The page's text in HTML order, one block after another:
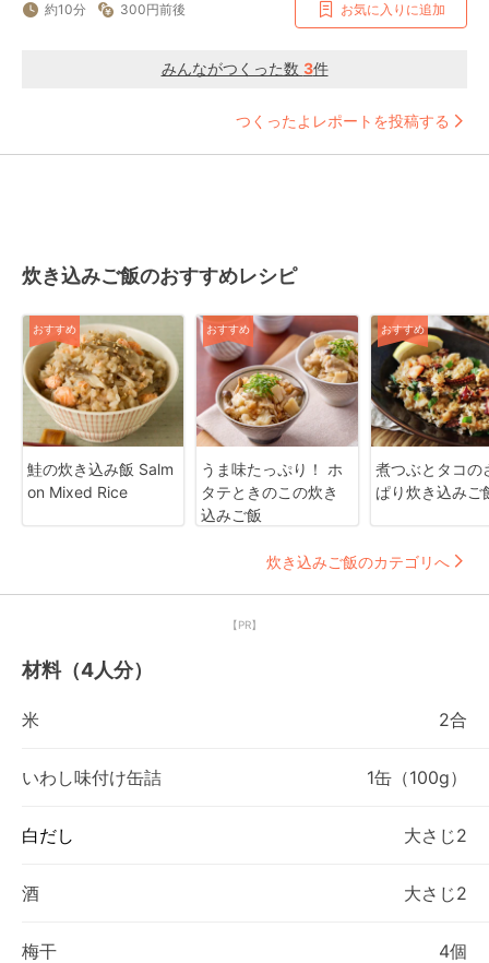
約10分 300円前後 お気に入りに追加
みんながつくった数 3件
つくったよレポートを投稿する
炊き込みご飯のおすすめレシピ
おすすめ
鮭の炊き込み飯 Salm
on Mixed Rice
おすすめ
うま味たっぷり！ ホ
タテときのこの炊き
込みご飯
おすすめ
煮つぶとタコの
ぱり炊き込みご
炊き込みご飯のカテゴリへ
【PR】
材料（4人分）
米 2合
いわし味付け缶詰 1缶（100g）
白だし 大さじ2
酒 大さじ2
梅干 4個